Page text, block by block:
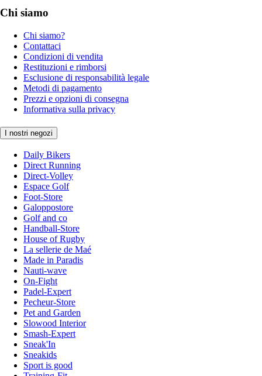
Chi siamo
Chi siamo?
Contattaci
Condizioni di vendita
Restituzioni e rimborsi
Esclusione di responsabilità legale
Metodi di pagamento
Prezzi e opzioni di consegna
Informativa sulla privacy
I nostri negozi
Daily Bikers
Direct Running
Direct-Volley
Espace Golf
Foot-Store
Galoppostore
Golf and co
Handball-Store
House of Rugby
La sellerie de Maé
Made in Paradis
Nauti-wave
On-Fight
Padel-Expert
Pecheur-Store
Pet and Garden
Slowood Interior
Smash-Expert
Sneak'In
Sneakids
Sport is good